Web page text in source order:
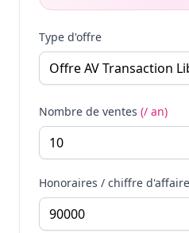
Type d'offre
Nombre de ventes (/ an)
Honoraires / chiffre